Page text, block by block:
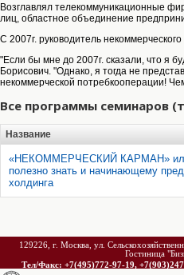
Возглавлял телекоммуникационные
лиц, областное объединение
С 2007г. руководитель
"Если бы мне до 2007г. сказали, что я
Борисович. "Однако, я тогда не
некоммерческой потребкооперации!
Все программы семинаров
Название
«НЕКОММЕРЧЕСКИЙ КАРМАН»
полезно знать и начинающему
холдинга
129226, г. Москва, ул.
Гостиница
Тел/Факс: +7(495)772-97-19,